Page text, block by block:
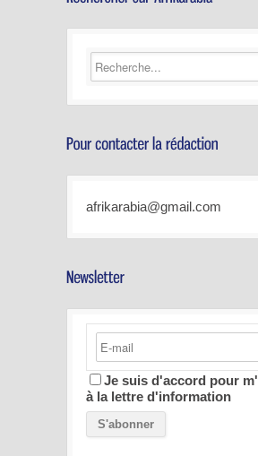
afrikarabia@gmail.com
Je suis d'accord pour
à la lettre d'information